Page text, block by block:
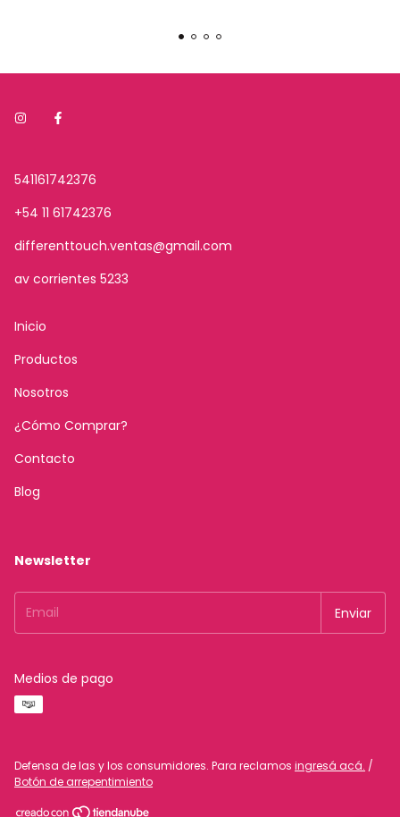
541161742376
+54 11 61742376
differenttouch.ventas@gmail.com
av corrientes 5233
Inicio
Productos
Nosotros
¿Cómo Comprar?
Contacto
Blog
Newsletter
Medios de pago
Defensa de las y los consumidores. Para reclamos ingresá acá. /
Botón de arrepentimiento